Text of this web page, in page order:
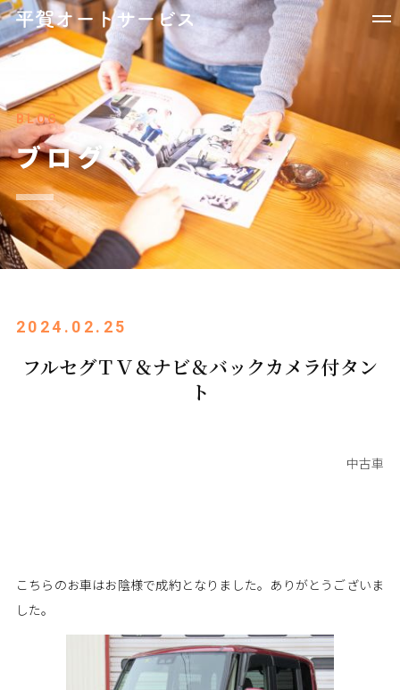
BLOG
ブログ
2024.02.25
フルセグＴＶ＆ナビ＆バックカメラ付タン
ト
中古車
こちらのお車はお陰様で成約となりました。ありがとうございま
した。